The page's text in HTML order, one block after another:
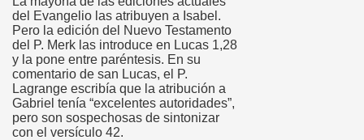
del Evangelio las atribuyen a Isabel.
Pero la edición del Nuevo Testamento
del P. Merk las introduce en Lucas 1,28
y la pone entre paréntesis. En su
comentario de san Lucas, el P.
Lagrange escribía que la atribución a
Gabriel tenía “excelentes autoridades”,
pero son sospechosas de sintonizar
con el versículo 42.